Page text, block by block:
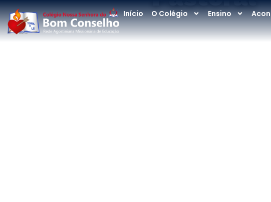
Início O Colégio Ensino